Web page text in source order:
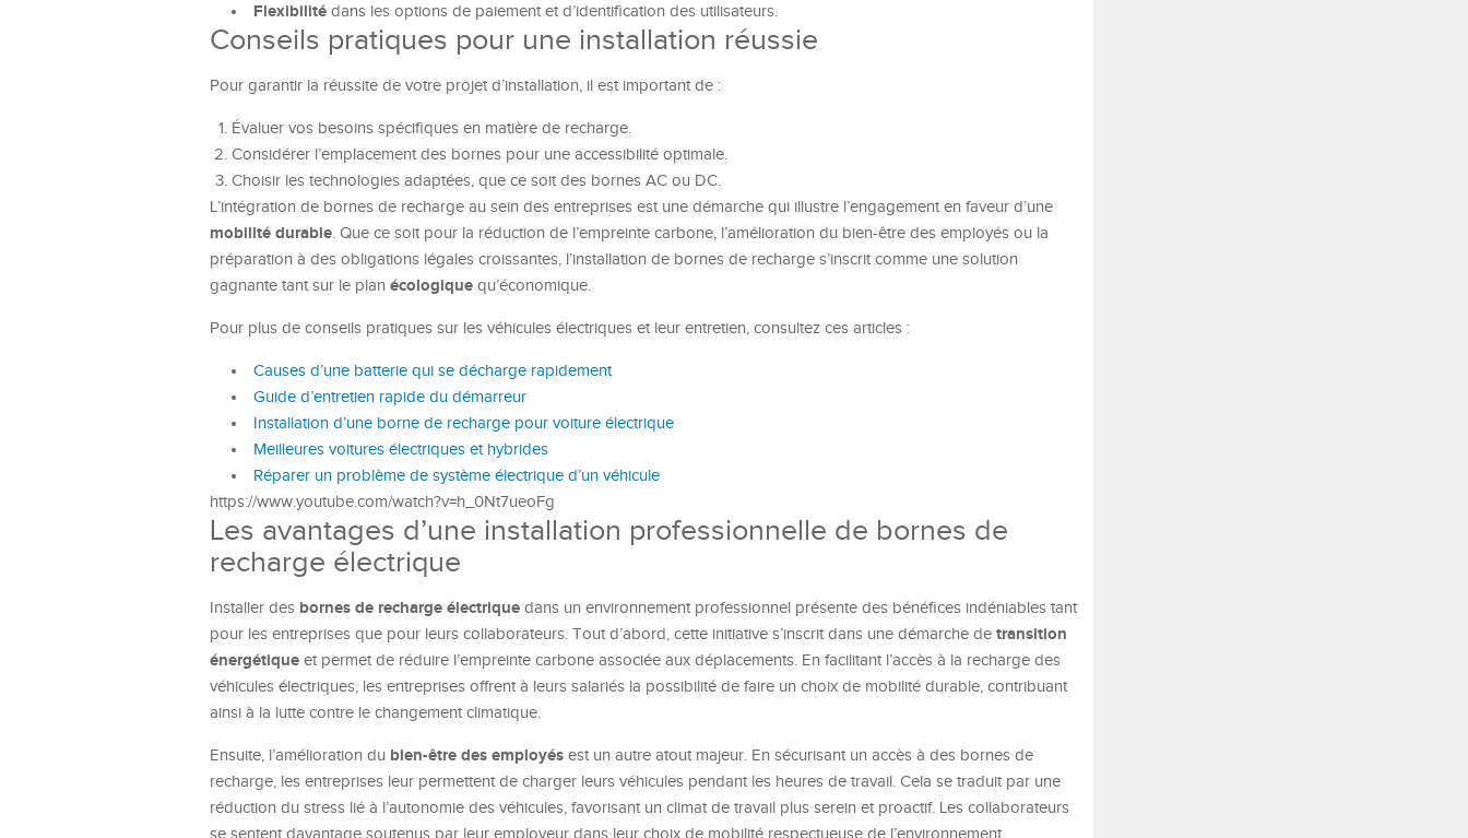
Flexibilité dans les options de paiement et d’identification des utilisateurs.
Conseils pratiques pour une installation réussie
Pour garantir la réussite de votre projet d’installation, il est important de :
Évaluer vos besoins spécifiques en matière de recharge.
Considérer l’emplacement des bornes pour une accessibilité optimale.
Choisir les technologies adaptées, que ce soit des bornes AC ou DC.
L’intégration de bornes de recharge au sein des entreprises est une démarche qui illustre l’engagement en faveur d’une
mobilité durable. Que ce soit pour la réduction de l’empreinte carbone, l’amélioration du bien-être des employés ou la
préparation à des obligations légales croissantes, l’installation de bornes de recharge s’inscrit comme une solution
gagnante tant sur le plan écologique qu’économique.
Pour plus de conseils pratiques sur les véhicules électriques et leur entretien, consultez ces articles :
Causes d’une batterie qui se décharge rapidement
Guide d’entretien rapide du démarreur
Installation d’une borne de recharge pour voiture électrique
Meilleures voitures électriques et hybrides
Réparer un problème de système électrique d’un véhicule
https://www.youtube.com/watch?v=h_0Nt7ueoFg
Les avantages d’une installation professionnelle de bornes de
recharge électrique
Installer des bornes de recharge électrique dans un environnement professionnel présente des bénéfices indéniables tant
pour les entreprises que pour leurs collaborateurs. Tout d’abord, cette initiative s’inscrit dans une démarche de transition
énergétique et permet de réduire l’empreinte carbone associée aux déplacements. En facilitant l’accès à la recharge des
véhicules électriques, les entreprises offrent à leurs salariés la possibilité de faire un choix de mobilité durable, contribuant
ainsi à la lutte contre le changement climatique.
Ensuite, l’amélioration du bien-être des employés est un autre atout majeur. En sécurisant un accès à des bornes de
recharge, les entreprises leur permettent de charger leurs véhicules pendant les heures de travail. Cela se traduit par une
réduction du stress lié à l’autonomie des véhicules, favorisant un climat de travail plus serein et proactif. Les collaborateurs
se sentent davantage soutenus par leur employeur dans leur choix de mobilité respectueuse de l’environnement.